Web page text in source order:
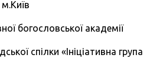
богословської академії
спілки «Ініціативна група